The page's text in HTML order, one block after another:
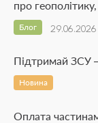
про
29.06.2026
Блог
Підтримай ЗСУ
Новина
Оплата